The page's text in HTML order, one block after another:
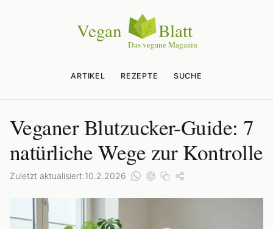
ARTIKEL REZEPTE SUCHE
Veganer Blutzucker-Guide: 7
natürliche Wege zur Kontrolle
Zuletzt aktualisiert:10.2.2026